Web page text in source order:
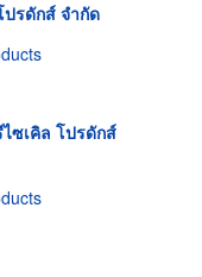
ปรดักส์ จำกัด
ซเคิล โปรดักส์